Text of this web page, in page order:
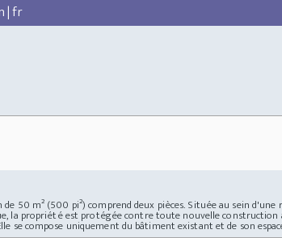
|fr
50 m² (500 pi²) comprend deux pièces. Située au sein d'une
la propriété est protégée contre toute nouvelle
se compose uniquement du bâtiment existant et de son